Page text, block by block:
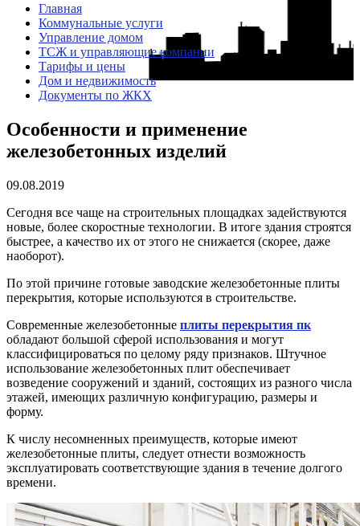
Главная
Коммунальные услуги
Управление домом
ТСЖ и управляющие компании
Тарифы и цены
Дом и недвижимость
Документы по ЖКХ
Особенности и применение
железобетонных изделий
09.08.2019
Сегодня все чаще на строительных площадках задействуются
новые, более скоростные технологии. В итоге здания строятся
быстрее, а качество их от этого не снижается (скорее, даже
наоборот).
По этой причине готовые заводские железобетонные плиты
перекрытия, которые используются в строительстве.
Современные железобетонные плиты перекрытия пк
обладают большой сферой использования и могут
классифицироваться по целому ряду признаков. Штучное
использование железобетонных плит обеспечивает
возведение сооружений и зданий, состоящих из разного числа
этажей, имеющих различную конфигурацию, размеры и
форму.
К числу несомненных преимуществ, которые имеют
железобетонные плиты, следует отнести возможность
эксплуатировать соответствующие здания в течение долгого
времени.